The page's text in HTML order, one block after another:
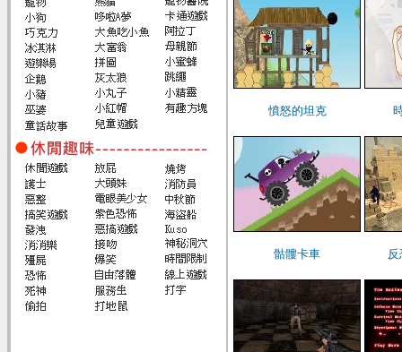
憤怒的坦克
骷髏卡車